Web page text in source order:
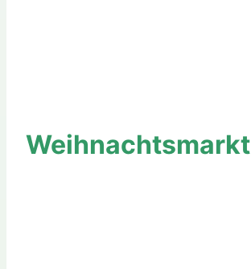
Weihnachtsmarkt